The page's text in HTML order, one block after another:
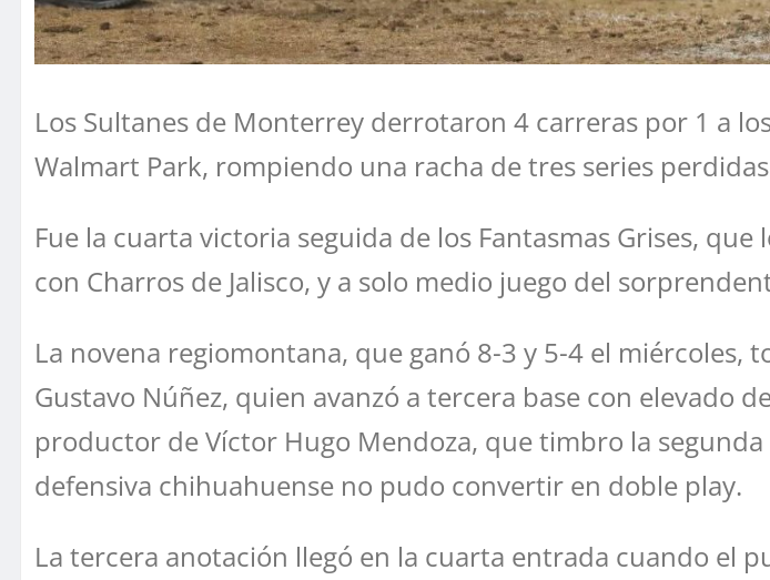
Los Sultanes de Monterrey derrotaron 4 carreras por 1 a
Walmart Park, rompiendo una racha de tres series
Fue la cuarta victoria seguida de los Fantasmas Grises,
con Charros de Jalisco, y a solo medio juego del
La novena regiomontana, que ganó 8-3 y 5-4 el
Gustavo Núñez, quien avanzó a tercera base con elevado
productor de Víctor Hugo Mendoza, que timbro la
defensiva chihuahuense no pudo convertir en doble play.
La tercera anotación llegó en la cuarta entrada cuando el